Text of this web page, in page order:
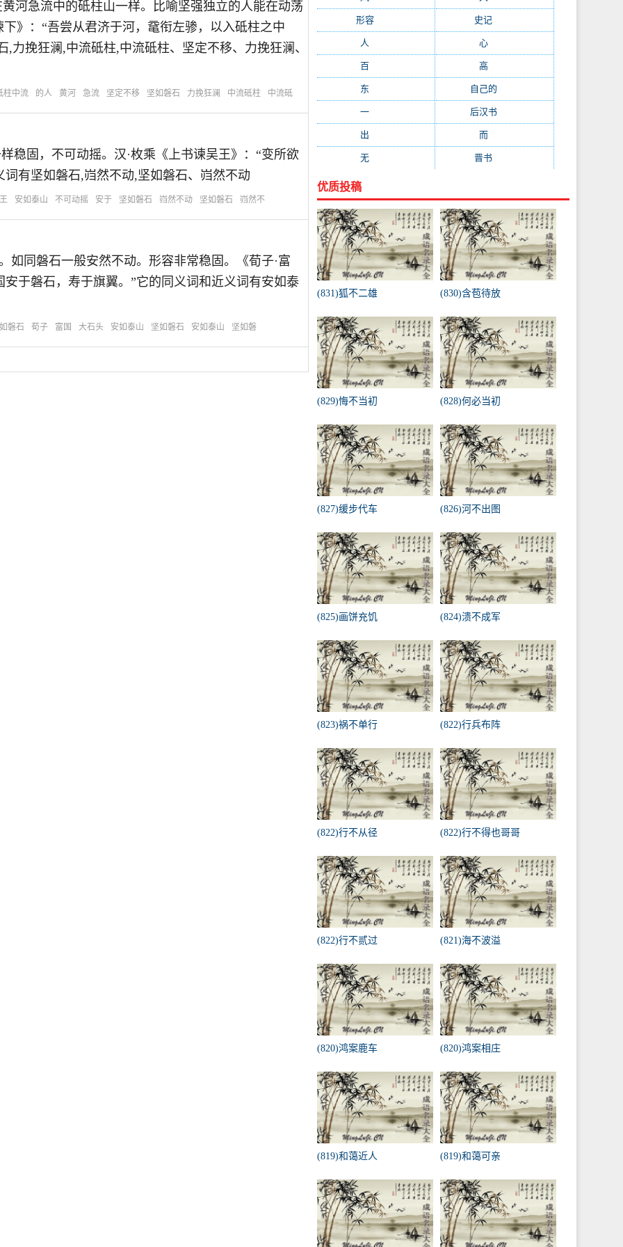
河急流中的砥柱山一样。比喻坚强独立的人能在动荡
》：“吾尝从君济于河，鼋衔左骖，以入砥柱之中
力挽狂澜,中流砥柱,中流砥柱、坚定不移、力挽狂澜、
柱中流 的人 黄河 急流 坚定不移 坚如磐石 力挽狂澜 中流砥柱 中流砥
稳固，不可动摇。汉·枚乘《上书谏吴王》：“变所欲
有坚如磐石,岿然不动,坚如磐石、岿然不动
安如泰山 不可动摇 安于 坚如磐石 岿然不动 坚如磐石 岿然不
如同磐石一般安然不动。形容非常稳固。《荀子·富
于磐石，寿于旗翼。”它的同义词和近义词有安如泰
磐石 荀子 富国 大石头 安如泰山 坚如磐石 安如泰山 坚如磐
形容(281) 史记
人 心(200)
百 高(190)
东 自己的
一 后汉书(177)
出 而(164)
无 晋书
优质投稿
(831)狐不二雄 (830)含苞待放
(829)悔不当初 (828)何必当初
(827)缓步代车 (826)河不出图
(825)画饼充饥 (824)溃不成军
(823)祸不单行 (822)行兵布阵
(822)行不从径 (822)行不得也哥哥
(822)行不贰过 (821)海不波溢
(820)鸿案鹿车 (820)鸿案相庄
(819)和蔼近人 (819)和蔼可亲